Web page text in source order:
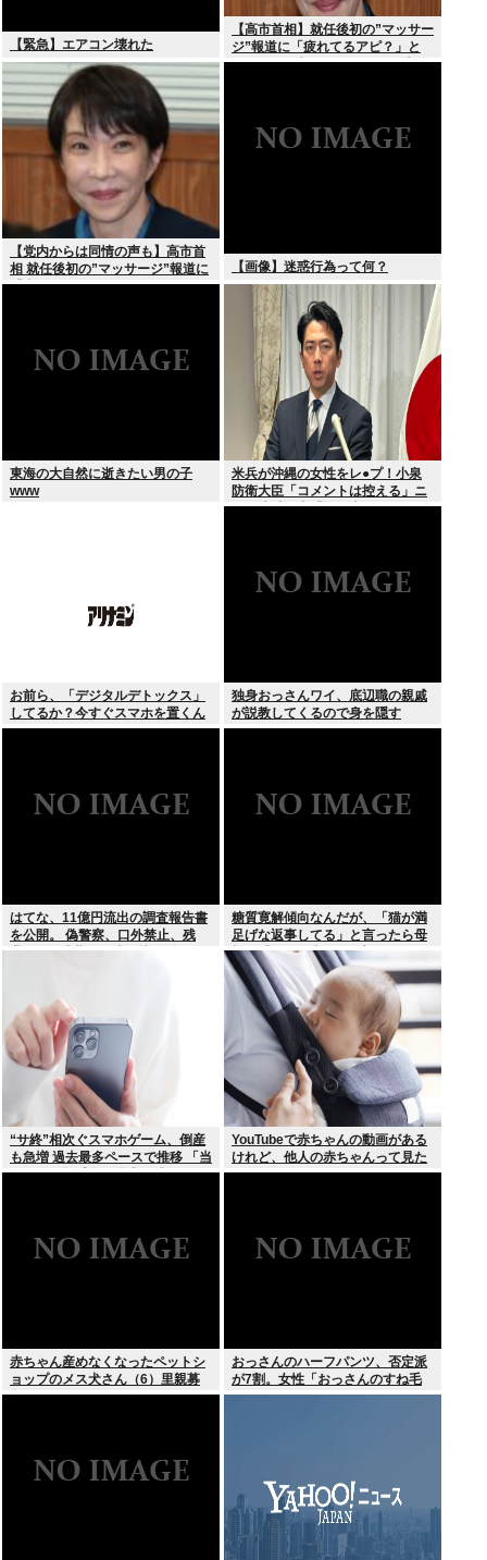
【緊急】エアコン壊れた
【高市首相】就任後初の”マッサー
ジ”報道に「疲れてるアピ？」と
SNSでは一部から冷ややかな声…
【党内からは同情の声も】高市首
相 就任後初の”マッサージ”報道に
「疲れてるアピ？」とSNSでは一
【画像】迷惑行為って何？
東海の大自然に逝きたい男の子
www
米兵が沖縄の女性をレ●プ！小泉
防衛大臣「コメントは控える」ニ
ュー速愛国者「辺野古！」
お前ら、「デジタルデトックス」
してるか？今すぐスマホを置くん
だ。
独身おっさんワイ、底辺職の親戚
が説教してくるので身を隠す
はてな、11億円流出の調査報告書
を公開。 偽警察、口外禁止、残
業・休日出勤200時間越、孤
糖質寛解傾向なんだが、「猫が満
足げな返事してる」と言ったら母
親に「お気の毒w」と言われた
“サ終”相次ぐスマホゲーム、倒産
も急増 過去最多ペースで推移 「当
たれば一攫千金」過去の時代に
YouTubeで赤ちゃんの動画がある
けれど、他人の赤ちゃんって見た
いのか？
赤ちゃん産めなくなったペットシ
ョップのメス犬さん（6）里親募
集されてしまうwww
おっさんのハーフパンツ、否定派
が7割。女性「おっさんのすね毛
なんて見たくないじゃないですか